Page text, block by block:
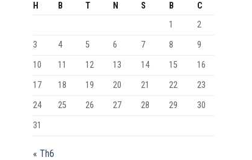
H B T N S B
C
1
2
3
4 5 6 7 8
9
10
11 12 13 14 15
16
17
18 19 20 21 22
23
24
25 26 27 28 29
30
31
« Th6